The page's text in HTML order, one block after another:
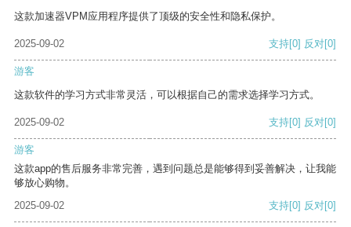
这款加速器VPM应用程序提供了顶级的安全性和隐私保护。
2025-09-02 支持[0] 反对[0]
游客
这款软件的学习方式非常灵活，可以根据自己的需求选择学习方式。
2025-09-02 支持[0] 反对[0]
游客
这款app的售后服务非常完善，遇到问题总是能够得到妥善解决，让我能
够放心购物。
2025-09-02
支持[0] 反对[0]